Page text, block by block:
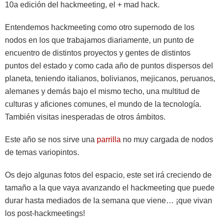
10a edición del hackmeeting, el + mad hack.
Entendemos hackmeeting como otro supernodo de los
nodos en los que trabajamos diariamente, un punto de
encuentro de distintos proyectos y gentes de distintos
puntos del estado y como cada año de puntos dispersos del
planeta, teniendo italianos, bolivianos, mejicanos, peruanos,
alemanes y demás bajo el mismo techo, una multitud de
culturas y aficiones comunes, el mundo de la tecnología.
También visitas inesperadas de otros ámbitos.
Este año se nos sirve una parrilla no muy cargada de nodos
de temas variopintos.
Os dejo algunas fotos del espacio, este set irá creciendo de
tamaño a la que vaya avanzando el hackmeeting que puede
durar hasta mediados de la semana que viene… ¡que vivan
los post-hackmeetings!